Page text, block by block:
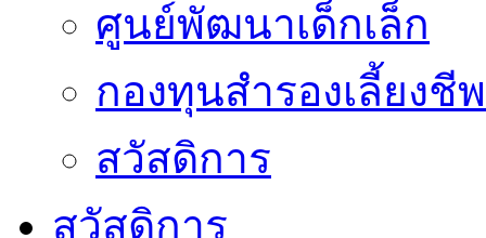
ศูนย์พัฒนาเด็กเล็ก
กองทุนสำรองเลี้ยงชีพ
สวัสดิการ
สวัสดิการ